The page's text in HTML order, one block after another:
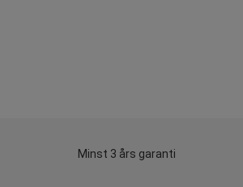
Minst 3 års garanti